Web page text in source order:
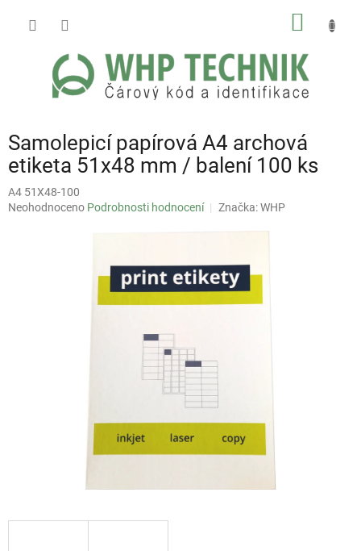
Samolepicí papírová A4 archová
etiketa 51x48 mm / balení 100 ks
A4 51X48-100
Průměrné
Neohodnoceno Podrobnosti hodnocení Značka:WHP